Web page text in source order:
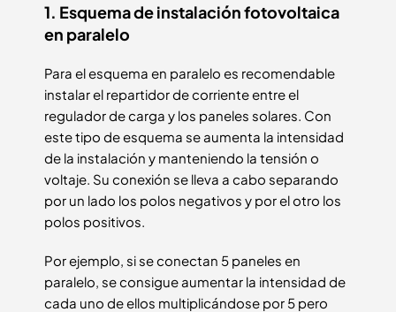
1. Esquema de instalación fotovoltaica
en paralelo
Para el esquema en paralelo es recomendable
instalar el repartidor de corriente entre el
regulador de carga y los paneles solares. Con
este tipo de esquema se aumenta la intensidad
de la instalación y manteniendo la tensión o
voltaje. Su conexión se lleva a cabo separando
por un lado los polos negativos y por el otro los
polos positivos.
Por ejemplo, si se conectan 5 paneles en
paralelo, se consigue aumentar la intensidad de
cada uno de ellos multiplicándose por 5 pero